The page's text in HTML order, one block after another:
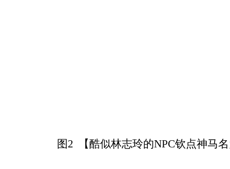
图2 【酷似林志玲的NPC钦点神马